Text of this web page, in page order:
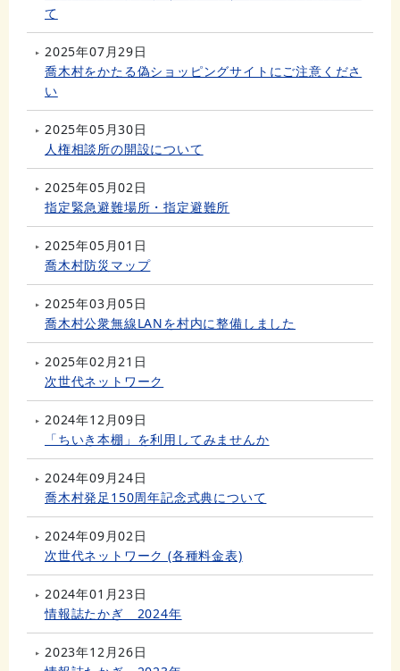
て
2025年07月29日
喬木村をかたる偽ショッピングサイトにご注意くださ
い
2025年05月30日
人権相談所の開設について
2025年05月02日
指定緊急避難場所・指定避難所
2025年05月01日
喬木村防災マップ
2025年03月05日
喬木村公衆無線LANを村内に整備しました
2025年02月21日
次世代ネットワーク
2024年12月09日
「ちいき本棚」を利用してみませんか
2024年09月24日
喬木村発足150周年記念式典について
2024年09月02日
次世代ネットワーク (各種料金表)
2024年01月23日
情報誌たかぎ 2024年
2023年12月26日